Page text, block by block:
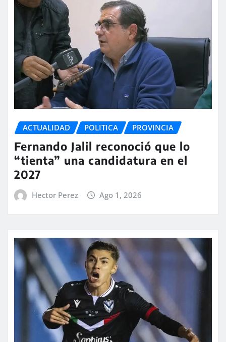
ACTUALIDAD POLITICA PROVINCIA
Fernando Jalil reconoció que lo
“tienta” una candidatura en el
2027
Hector Perez Ago 1, 2026